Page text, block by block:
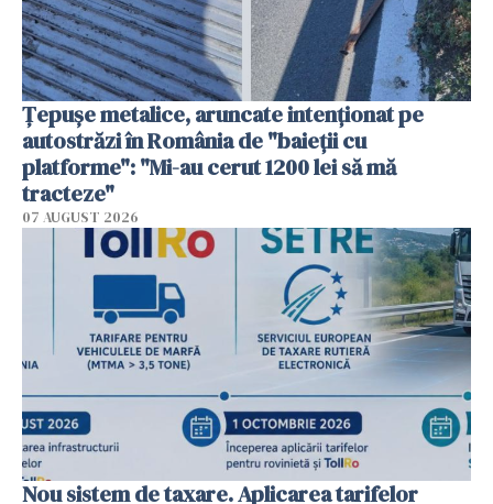
Țepușe metalice, aruncate intenționat pe
autostrăzi în România de "baieții cu
platforme": "Mi-au cerut 1200 lei să mă
tracteze"
07 AUGUST 2026
Nou sistem de taxare. Aplicarea tarifelor